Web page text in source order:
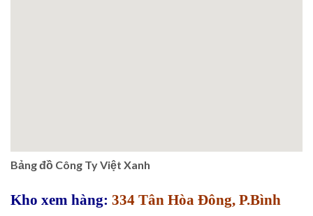
Bảng đồ Công Ty Việt Xanh
Kho xem hàng: 334 Tân Hòa Đông, P.Bình